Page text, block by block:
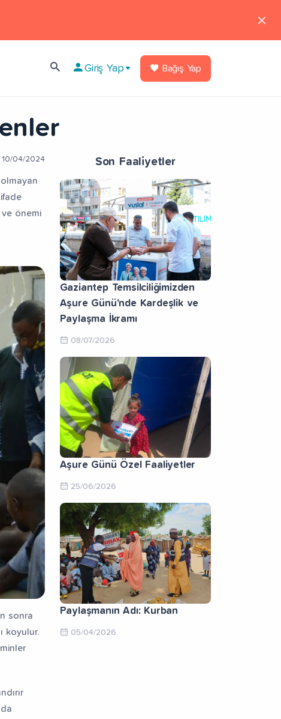
Giriş Yap Bağış Yap
10/04/2024
ve önemi
sonra
koyulur.
Son Faaliyetler
Gaziantep Temsilciliğimizden
Aşure Günü'nde Kardeşlik ve
Paylaşma İkramı
08/07/2026
Aşure Günü Özel Faaliyetler
25/06/2026
Paylaşmanın Adı: Kurban
05/04/2026